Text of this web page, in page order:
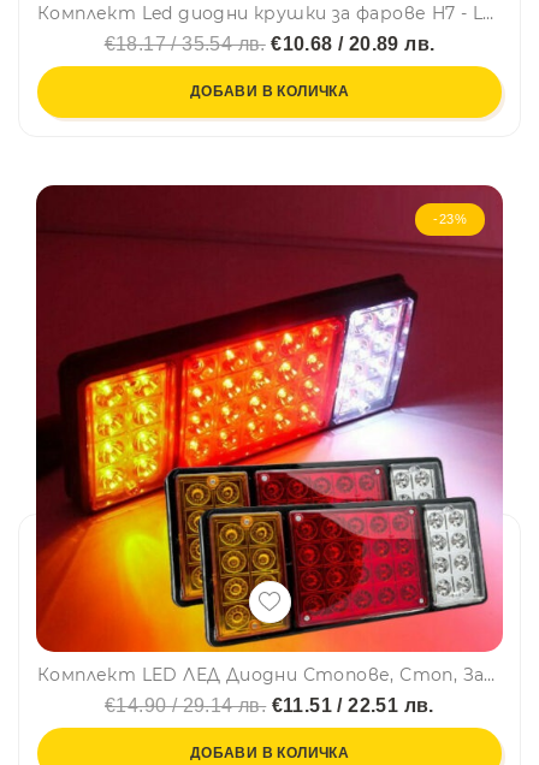
Комплект Led диодни крушки за фарове H7 - LED Headlight LED H7, 72W, 9-32V
€18.17 / 35.54 лв.€10.68 / 20.89 лв.
ДОБАВИ В КОЛИЧКА
-23%
Комплект LED ЛЕД Диодни Стопове, Стоп, Задни светлини с 4 Функции, 12V, 31,5 cm x 13,5 cm Подходящ за ремаркета, каравани, селскостопански превозни ср
€14.90 / 29.14 лв.€11.51 / 22.51 лв.
ДОБАВИ В КОЛИЧКА